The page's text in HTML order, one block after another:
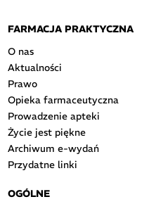
FARMACJA PRAKTYCZNA
O nas
Aktualności
Prawo
Opieka farmaceutyczna
Prowadzenie apteki
Życie jest piękne
Archiwum e-wydań
Przydatne linki
OGÓLNE